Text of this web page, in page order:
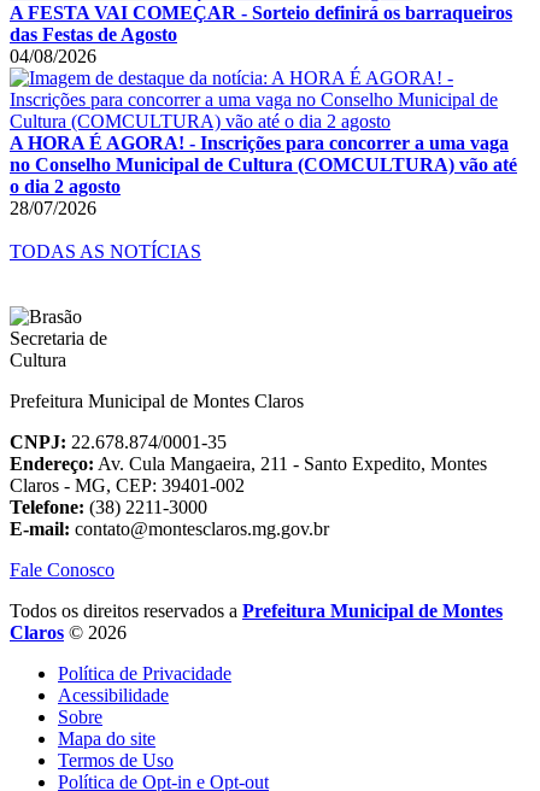
A FESTA VAI COMEÇAR - Sorteio definirá os barraqueiros
das Festas de Agosto
04/08/2026
A HORA É AGORA! - Inscrições para concorrer a uma vaga
no Conselho Municipal de Cultura (COMCULTURA) vão até
o dia 2 agosto
28/07/2026
TODAS AS NOTÍCIAS
Prefeitura Municipal de Montes Claros
CNPJ: 22.678.874/0001-35
Endereço: Av. Cula Mangaeira, 211 - Santo Expedito, Montes
Claros - MG, CEP: 39401-002
Telefone: (38) 2211-3000
E-mail: contato@montesclaros.mg.gov.br
Fale Conosco
Todos os direitos reservados a Prefeitura Municipal de Montes
Claros © 2026
Política de Privacidade
Acessibilidade
Sobre
Mapa do site
Termos de Uso
Política de Opt-in e Opt-out